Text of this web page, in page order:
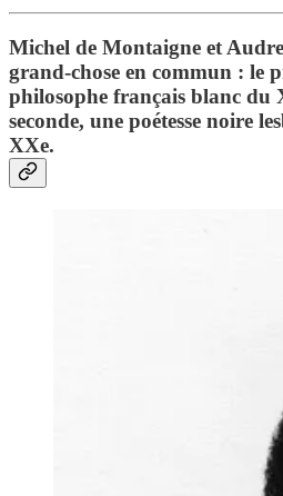
Michel de Montaigne et
grand-chose en commun : le
philosophe français blanc du
seconde, une poétesse noire
XXe.